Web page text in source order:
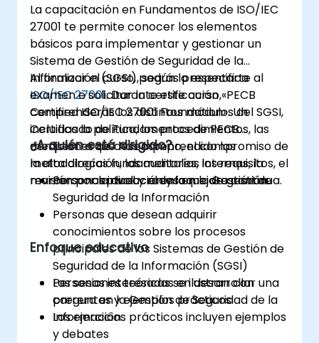
La capacitación en Fundamentos de ISO/IEC
27001 te permite conocer los elementos
básicos para implementar y gestionar un
Sistema de Gestión de Seguridad de la
Información (SGSI), según lo especifica
ISO/IEC 27001. Durante este curso,
comprenderás los distintos módulos del SGSI,
incluidas la política, los procedimientos, las
mediciones de desempeño, el compromiso de
la alta dirección, las auditorías internas, la
revisión por la dirección y la mejora continua.
Al finalizar el curso, podrás presentarte al
examen e solicitar la certificación «PECB
Certified ISO/IEC 27001 Foundation». Un
Certificado de Fundamentos de PECB
demuestra que has comprendido las
metodologías fundamentales, los requisitos, el
marco conceptual y el enfoque de gestión.
¿A quién está dirigido?
Personas involucradas en la Gestión de
Seguridad de la Información
Personas que desean adquirir
conocimientos sobre los procesos
principales de los Sistemas de Gestión de
Seguridad de la Información (SGSI)
Personas interesadas en desarrollar una
carrera en la Gestión de Seguridad de la
Información
Enfoque educativo
Las sesiones teóricas se ilustran con
preguntas y ejemplos prácticos
Los ejercicios prácticos incluyen ejemplos
y debates